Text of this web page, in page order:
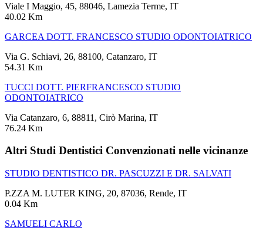
Viale I Maggio, 45, 88046, Lamezia Terme, IT
40.02 Km
GARCEA DOTT. FRANCESCO STUDIO ODONTOIATRICO
Via G. Schiavi, 26, 88100, Catanzaro, IT
54.31 Km
TUCCI DOTT. PIERFRANCESCO STUDIO
ODONTOIATRICO
Via Catanzaro, 6, 88811, Cirò Marina, IT
76.24 Km
Altri Studi Dentistici Convenzionati nelle vicinanze
STUDIO DENTISTICO DR. PASCUZZI E DR. SALVATI
P.ZZA M. LUTER KING, 20, 87036, Rende, IT
0.04 Km
SAMUELI CARLO